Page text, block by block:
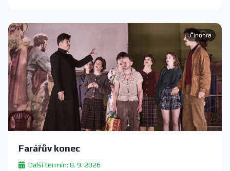
Činohra
Farářův konec
Další termín: 8. 9. 2026